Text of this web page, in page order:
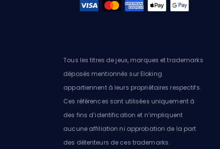
Tous les titres de jeux, marques et trademarks
déposés mentionnés sur Eloking
appartiennent à leurs propriétaires respectifs.
Ces références sont utilisées uniquement à
des fins d’identification et n’impliquent
aucune affiliation ni approbation de la part
des détenteurs de ces trademarks.